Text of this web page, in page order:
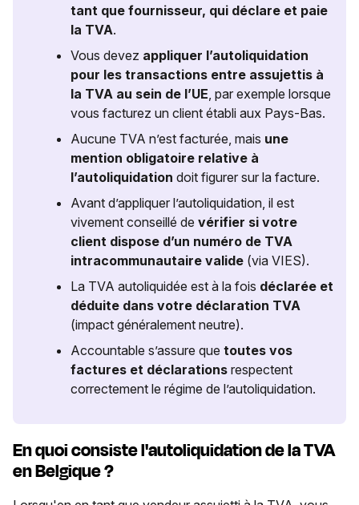
tant que fournisseur, qui déclare et paie
la TVA.
Vous devez appliquer l’autoliquidation
pour les transactions entre assujettis à
la TVA au sein de l’UE , par exemple lorsque
vous facturez un client établi aux Pays-Bas.
Aucune TVA n’est facturée, mais une
mention obligatoire relative à
l’autoliquidation doit figurer sur la facture.
Avant d’appliquer l’autoliquidation, il est
vivement conseillé de vérifier si votre
client dispose d’un numéro de TVA
intracommunautaire valide (via VIES).
La TVA autoliquidée est à la fois déclarée et
déduite dans votre déclaration TVA
(impact généralement neutre).
Accountable s’assure que toutes vos
factures et déclarations respectent
correctement le régime de l’autoliquidation.
En quoi consiste l'autoliquidation de la TVA
en Belgique ?